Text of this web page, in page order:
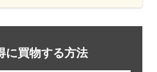
に買物する方法